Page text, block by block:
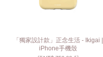
「獨家設計款」正念生活 - Ikigai |
iPhone手機殼